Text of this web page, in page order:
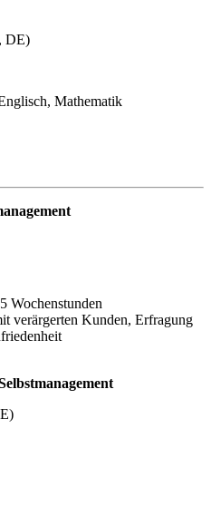
DE)
Mathematik
Wochenstunden
verärgerten Kunden, Erfragung